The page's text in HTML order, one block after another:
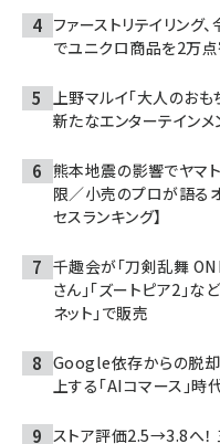
ファーストリテイリン
でユニクロ商品を2万
上野マルイ「大人のおも
新たなエンターテインメ
熊本地震の影響でヤマ
限／小売のプロが語る
セスランキング】
千趣会が「刀剣乱舞
さん」「ズートピア2」
ネット」で販売
Google依存からの脱却
上する「AIコマース」時
ストア評価2.5→3.8へ！